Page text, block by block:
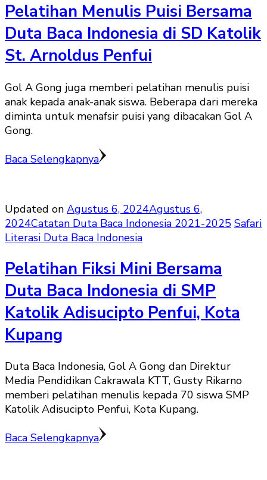
Pelatihan Menulis Puisi Bersama
Duta Baca Indonesia di SD Katolik
St. Arnoldus Penfui
Gol A Gong juga memberi pelatihan menulis puisi
anak kepada anak-anak siswa. Beberapa dari mereka
diminta untuk menafsir puisi yang dibacakan Gol A
Gong.
Baca Selengkapnya
Updated on Agustus 6, 2024Agustus 6,
2024Catatan Duta Baca Indonesia 2021-2025 Safari
Literasi Duta Baca Indonesia
Pelatihan Fiksi Mini Bersama
Duta Baca Indonesia di SMP
Katolik Adisucipto Penfui, Kota
Kupang
Duta Baca Indonesia, Gol A Gong dan Direktur
Media Pendidikan Cakrawala KTT, Gusty Rikarno
memberi pelatihan menulis kepada 70 siswa SMP
Katolik Adisucipto Penfui, Kota Kupang.
Baca Selengkapnya